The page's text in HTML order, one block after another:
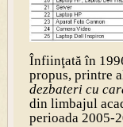
Înfiinţată în
propus, printre
dezbateri cu
din limbajul
perioada 2005-